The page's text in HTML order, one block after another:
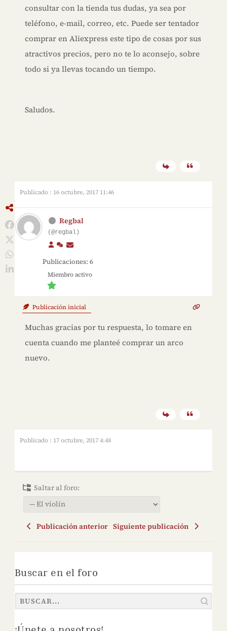
consultar con la tienda tus dudas, ya sea por
teléfono, e-mail, correo, etc. Puede ser tentador
comprar en Aliexpress este tipo de cosas por sus
atractivos precios, pero no te lo aconsejo, sobre
todo si ya llevas tocando un tiempo.
Saludos.
Publicado : 16 octubre, 2017 11:46
Regbal
(@regbal)
Publicaciones: 6
Miembro activo
Publicación inicial
Muchas gracias por tu respuesta, lo tomare en
cuenta cuando me planteé comprar un arco
nuevo.
Publicado : 17 octubre, 2017 4:48
Saltar al foro:
Publicación anterior Siguiente publicación
Buscar en el foro